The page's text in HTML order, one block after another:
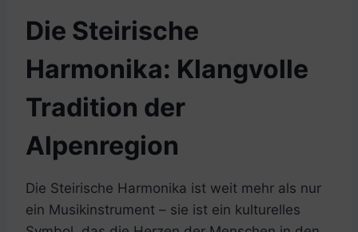
Die Steirische
Harmonika: Klangvolle
Tradition der
Alpenregion
Die Steirische Harmonika ist weit mehr als nur
ein Musikinstrument – sie ist ein kulturelles